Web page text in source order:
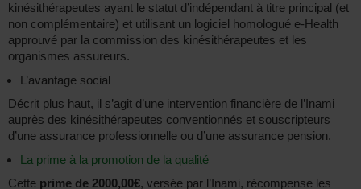
kinésithérapeutes ayant le statut d’indépendant à titre principal (et
non complémentaire) et utilisant un logiciel homologué e-Health
approuvé par la commission des kinésithérapeutes et les
organismes assureurs.
L’avantage social
Décrit plus haut, il s’agit d’une intervention financière de l’Inami
auprès des kinésithérapeutes conventionnés et souscripteurs
d’une assurance professionnelle ou d’une assurance pension.
La prime à la promotion de la qualité
Cette prime de 2000,00€, versée par l’Inami, récompense les